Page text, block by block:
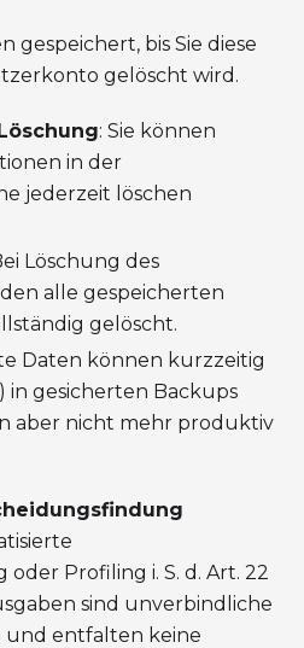
gespeichert, bis Sie diese
gelöscht wird.
: Sie können
in der
jederzeit löschen
Löschung des
alle gespeicherten
gelöscht.
Daten können kurzzeitig
in gesicherten Backups
aber nicht mehr produktiv
Profiling i. S. d. Art. 22
sind unverbindliche
und entfalten keine